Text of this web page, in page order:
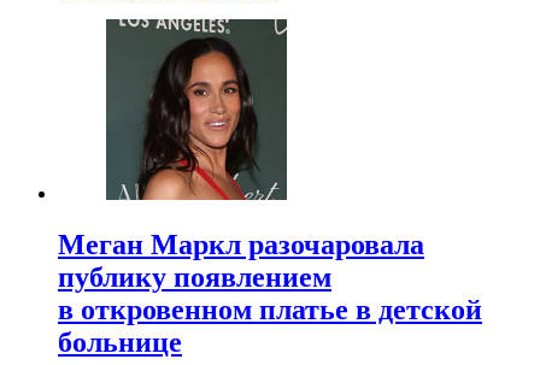
Меган Маркл разочаровала
публику появлением
в откровенном платье в детской
больнице